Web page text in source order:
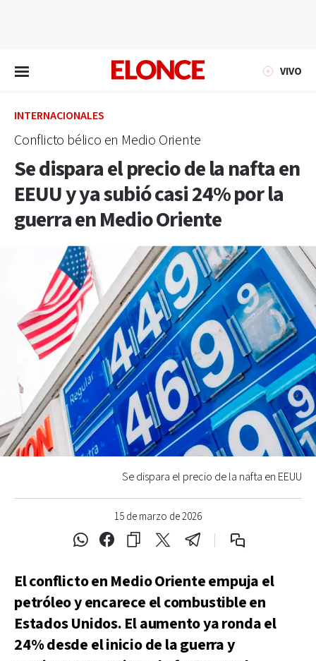
VIVO
INTERNACIONALES
Conflicto bélico en Medio Oriente
Se dispara el precio de la nafta en
EEUU y ya subió casi 24% por la
guerra en Medio Oriente
15 de marzo de 2026
Se dispara el precio de la nafta en EEUU
El conflicto en Medio Oriente empuja el
petróleo y encarece el combustible en
Estados Unidos. El aumento ya ronda el
24% desde el inicio de la guerra y